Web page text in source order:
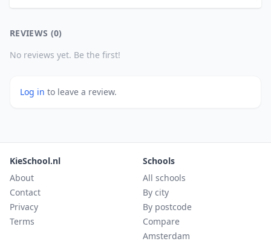
REVIEWS (0)
No reviews yet. Be the first!
Log in to leave a review.
KieSchool.nl
About
Contact
Privacy
Terms
Schools
All schools
By city
By postcode
Compare
Amsterdam